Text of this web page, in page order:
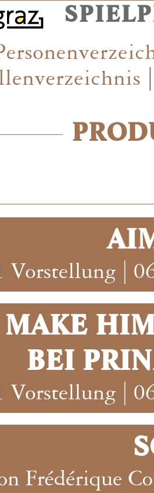
Vorstellung |
BEI
Vorstellung |
Frédérique